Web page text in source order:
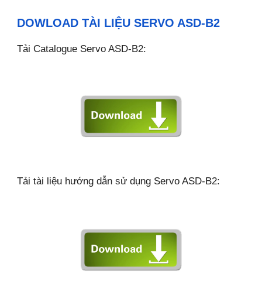
DOWLOAD TÀI LIỆU SERVO ASD-B2
Tải Catalogue Servo ASD-B2:
Tảitài liệu hướng dẫn sử dụng Servo ASD-B2: